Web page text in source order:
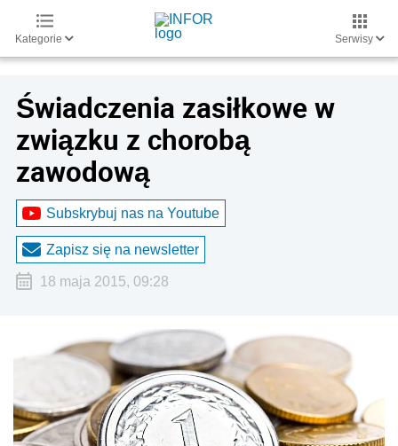
Kategorie Serwisy
Świadczenia zasiłkowe w
związku z chorobą
zawodową
Subskrybuj nas na Youtube
Zapisz się na newsletter
18 maja 2015, 09:28